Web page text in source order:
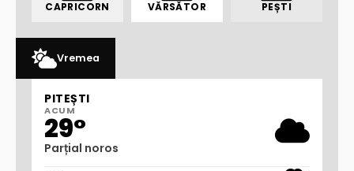
CAPRICORN VĂRSĂTOR PEȘTI
Vremea
PITEȘTI
ACUM
29°
Parțial noros